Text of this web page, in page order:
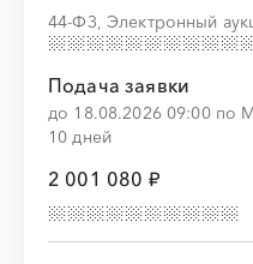
44-ФЗ, Электронный
Подача заявки
до 18.08.2026 09:00 по
10 дней
2 001 080 ₽